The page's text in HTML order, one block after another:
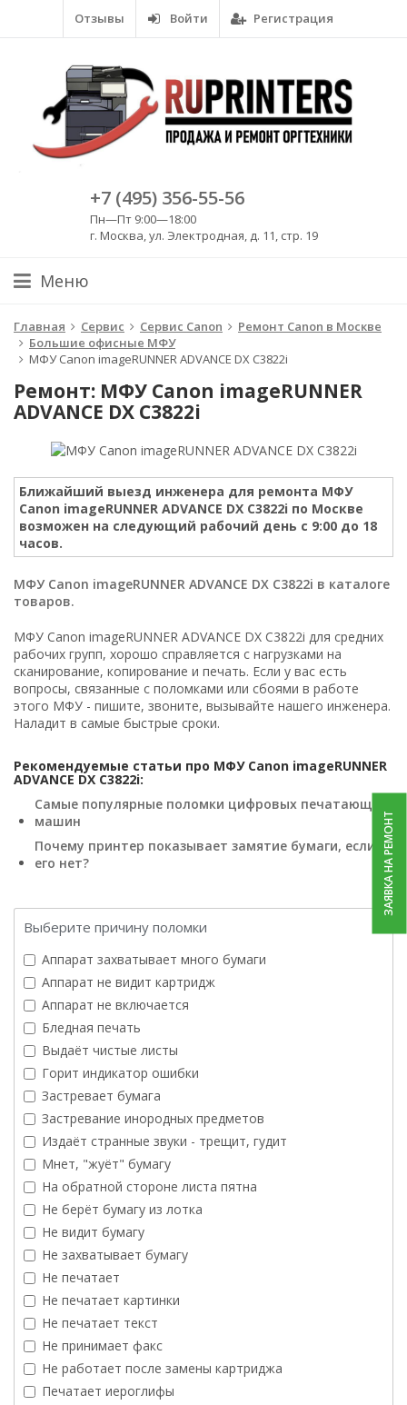
Отзывы Войти Регистрация
+7 (495) 356-55-56
Пн—Пт 9:00—18:00
г. Москва, ул. Электродная, д. 11, стр. 19
Меню
Главная Сервис Сервис Canon
Ремонт Canon в Москве
Большие офисные МФУ
МФУ Canon imageRUNNER ADVANCE DX C3822i
Ремонт: МФУ Canon imageRUNNER
ADVANCE DX C3822i
Ближайший выезд инженера для ремонта МФУ
Canon imageRUNNER ADVANCE DX C3822i по Москве
возможен на следующий рабочий день с 9:00 до 18
часов.
МФУ Canon imageRUNNER ADVANCE DX C3822i в каталоге
товаров.
МФУ Canon imageRUNNER ADVANCE DX C3822i для средних
рабочих групп, хорошо справляется с нагрузками на
сканирование, копирование и печать. Если у вас есть
вопросы, связанные с поломками или сбоями в работе
этого МФУ - пишите, звоните, вызывайте нашего инженера.
Наладит в самые быстрые сроки.
Рекомендуемые статьи про МФУ Canon imageRUNNER
ADVANCE DX C3822i:
Самые популярные поломки цифровых печатающих
машин
Почему принтер показывает замятие бумаги, если
его нет?
Выберите причину поломки
Аппарат захватывает много бумаги
Аппарат не видит картридж
Аппарат не включается
Бледная печать
Выдаёт чистые листы
Горит индикатор ошибки
Застревает бумага
Застревание инородных предметов
Издаёт странные звуки - трещит, гудит
Мнет, "жуёт" бумагу
На обратной стороне листа пятна
Не берёт бумагу из лотка
Не видит бумагу
Не захватывает бумагу
Не печатает
Не печатает картинки
Не печатает текст
Не принимает факс
Не работает после замены картриджа
Печатает иероглифы
ЗАЯВКА НА РЕМОНТ